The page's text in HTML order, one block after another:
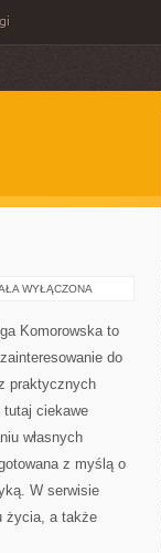
WYŁĄCZONA
Komorowska to
do
praktycznych
tutaj ciekawe
własnych
z myślą o
W serwisie
życia, a także